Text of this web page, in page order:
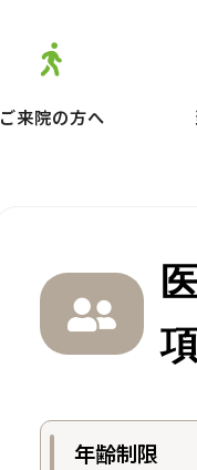
ご来院の方へ
年齢制限